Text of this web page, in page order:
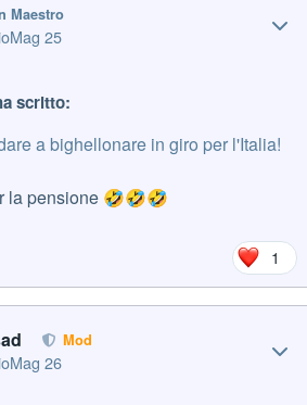
Maestro
Mag 25
scritto:
a bighellonare in giro per l'Italia!
la pensione 🤣🤣🤣
1
Mod
Mag 26